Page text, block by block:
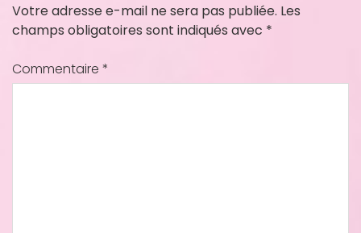
Votre adresse e-mail ne sera pas publiée. Les
champs obligatoires sont indiqués avec *
Commentaire *